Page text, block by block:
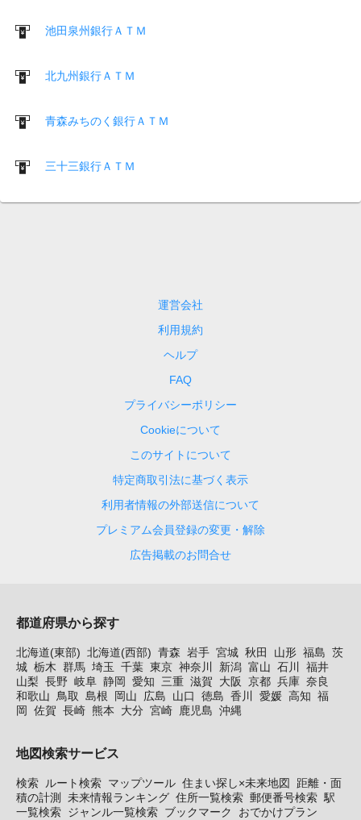
池田泉州銀行ＡＴＭ
北九州銀行ＡＴＭ
青森みちのく銀行ＡＴＭ
三十三銀行ＡＴＭ
運営会社
利用規約
ヘルプ
FAQ
プライバシーポリシー
Cookieについて
このサイトについて
特定商取引法に基づく表示
利用者情報の外部送信について
プレミアム会員登録の変更・解除
広告掲載のお問合せ
都道府県から探す
北海道(東部) 北海道(西部) 青森 岩手 宮城 秋田 山形 福島 茨
城 栃木 群馬 埼玉 千葉 東京 神奈川 新潟 富山 石川
福井
山梨 長野 岐阜 静岡 愛知 三重 滋賀 大阪 京都 兵庫 奈良
和歌山 鳥取 島根 岡山 広島 山口 徳島 香川 愛媛 高知 福
岡
佐賀 長崎 熊本 大分 宮崎 鹿児島 沖縄
地図検索サービス
検索 ルート検索 マップツール 住まい探し×未来地図
距離・面
積の計測
未来情報ランキング 住所一覧検索 郵便番号検索 駅
一覧検索 ジャンル一覧検索 ブックマーク おでかけプラン